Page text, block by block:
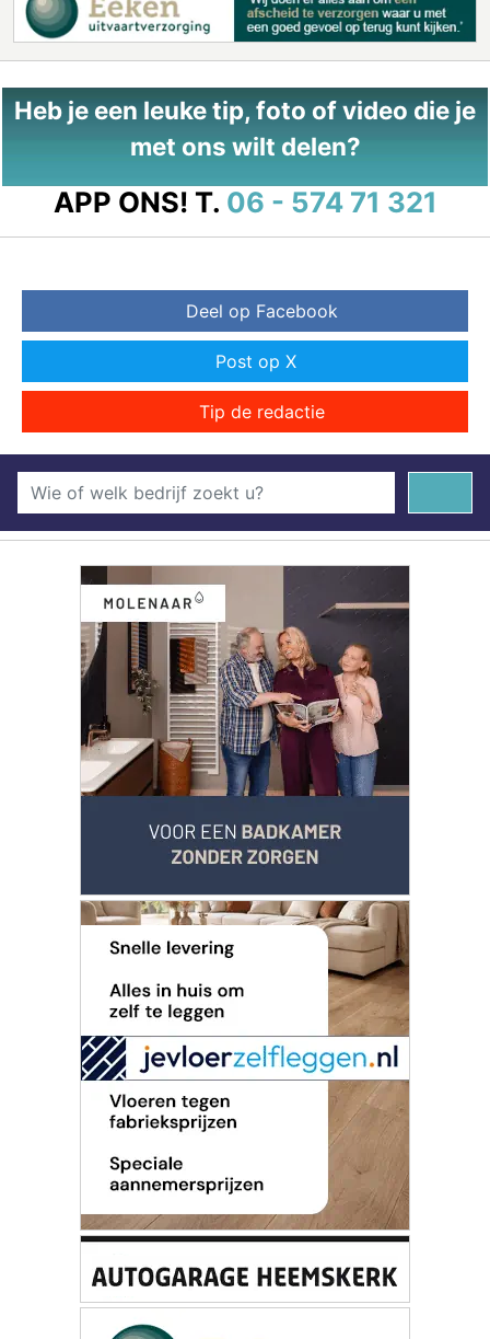
Heb je een leuke tip, foto of video die je
met ons wilt delen?
APP ONS! T. 06 - 574 71 321
Deel op Facebook
Post op X
Tip de redactie